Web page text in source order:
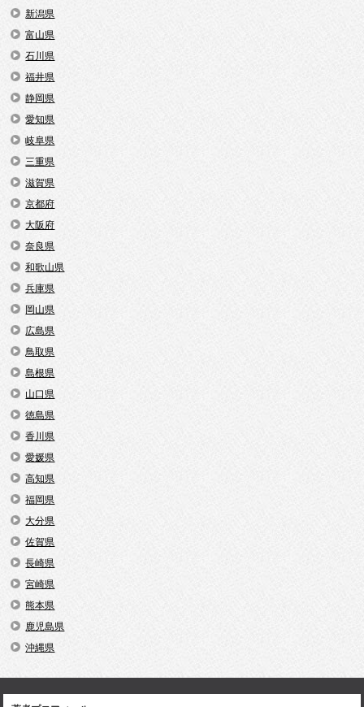
新潟県
富山県
石川県
福井県
静岡県
愛知県
岐阜県
三重県
滋賀県
京都府
大阪府
奈良県
和歌山県
兵庫県
岡山県
広島県
鳥取県
島根県
山口県
徳島県
香川県
愛媛県
高知県
福岡県
大分県
佐賀県
長崎県
宮崎県
熊本県
鹿児島県
沖縄県